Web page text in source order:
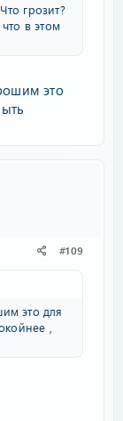
грозит?
в этом
это
#109
это для
,